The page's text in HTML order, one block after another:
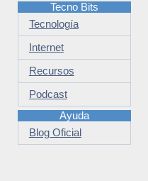
Tecno Bits
Tecnología
Internet
Recursos
Podcast
Ayuda
Blog Oficial